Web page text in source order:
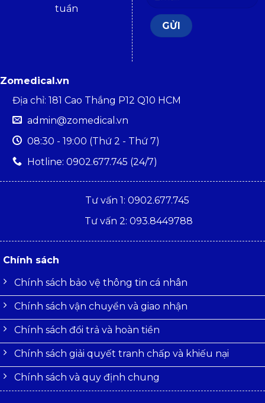
tuần
Zomedical.vn
Địa chỉ: 181 Cao Thắng P12 Q10 HCM
admin@zomedical.vn
08:30 - 19:00 (Thứ 2 - Thứ 7)
Hotline: 0902.677.745 (24/7)
Tư vấn 1: 0902.677.745
Tư vấn 2: 093.8449788
Chính sách
Chính sách bảo vệ thông tin cá nhân
Chính sách vận chuyển và giao nhận
Chính sách đổi trả và hoàn tiền
Chính sách giải quyết tranh chấp và khiếu nại
Chính sách và quy định chung